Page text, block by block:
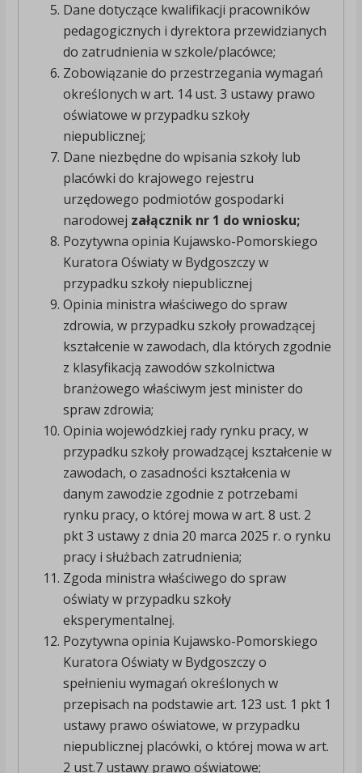
Dane dotyczące kwalifikacji pracowników
pedagogicznych i dyrektora przewidzianych
do zatrudnienia w szkole/placówce;
Zobowiązanie do przestrzegania wymagań
określonych w art. 14 ust. 3 ustawy prawo
oświatowe w przypadku szkoły
niepublicznej;
Dane niezbędne do wpisania szkoły lub
placówki do krajowego rejestru
urzędowego podmiotów gospodarki
narodowej załącznik nr 1 do wniosku;
Pozytywna opinia Kujawsko-Pomorskiego
Kuratora Oświaty w Bydgoszczy w
przypadku szkoły niepublicznej
Opinia ministra właściwego do spraw
zdrowia, w przypadku szkoły prowadzącej
kształcenie w zawodach, dla których zgodnie
z klasyfikacją zawodów szkolnictwa
branżowego właściwym jest minister do
spraw zdrowia;
Opinia wojewódzkiej rady rynku pracy, w
przypadku szkoły prowadzącej kształcenie w
zawodach, o zasadności kształcenia w
danym zawodzie zgodnie z potrzebami
rynku pracy, o której mowa w art. 8 ust. 2
pkt 3 ustawy z dnia 20 marca 2025 r. o rynku
pracy i służbach zatrudnienia;
Zgoda ministra właściwego do spraw
oświaty w przypadku szkoły
eksperymentalnej.
Pozytywna opinia Kujawsko-Pomorskiego
Kuratora Oświaty w Bydgoszczy o
spełnieniu wymagań określonych w
przepisach na podstawie art. 123 ust. 1 pkt 1
ustawy prawo oświatowe, w przypadku
niepublicznej placówki, o której mowa w art.
2 ust.7 ustawy prawo oświatowe;